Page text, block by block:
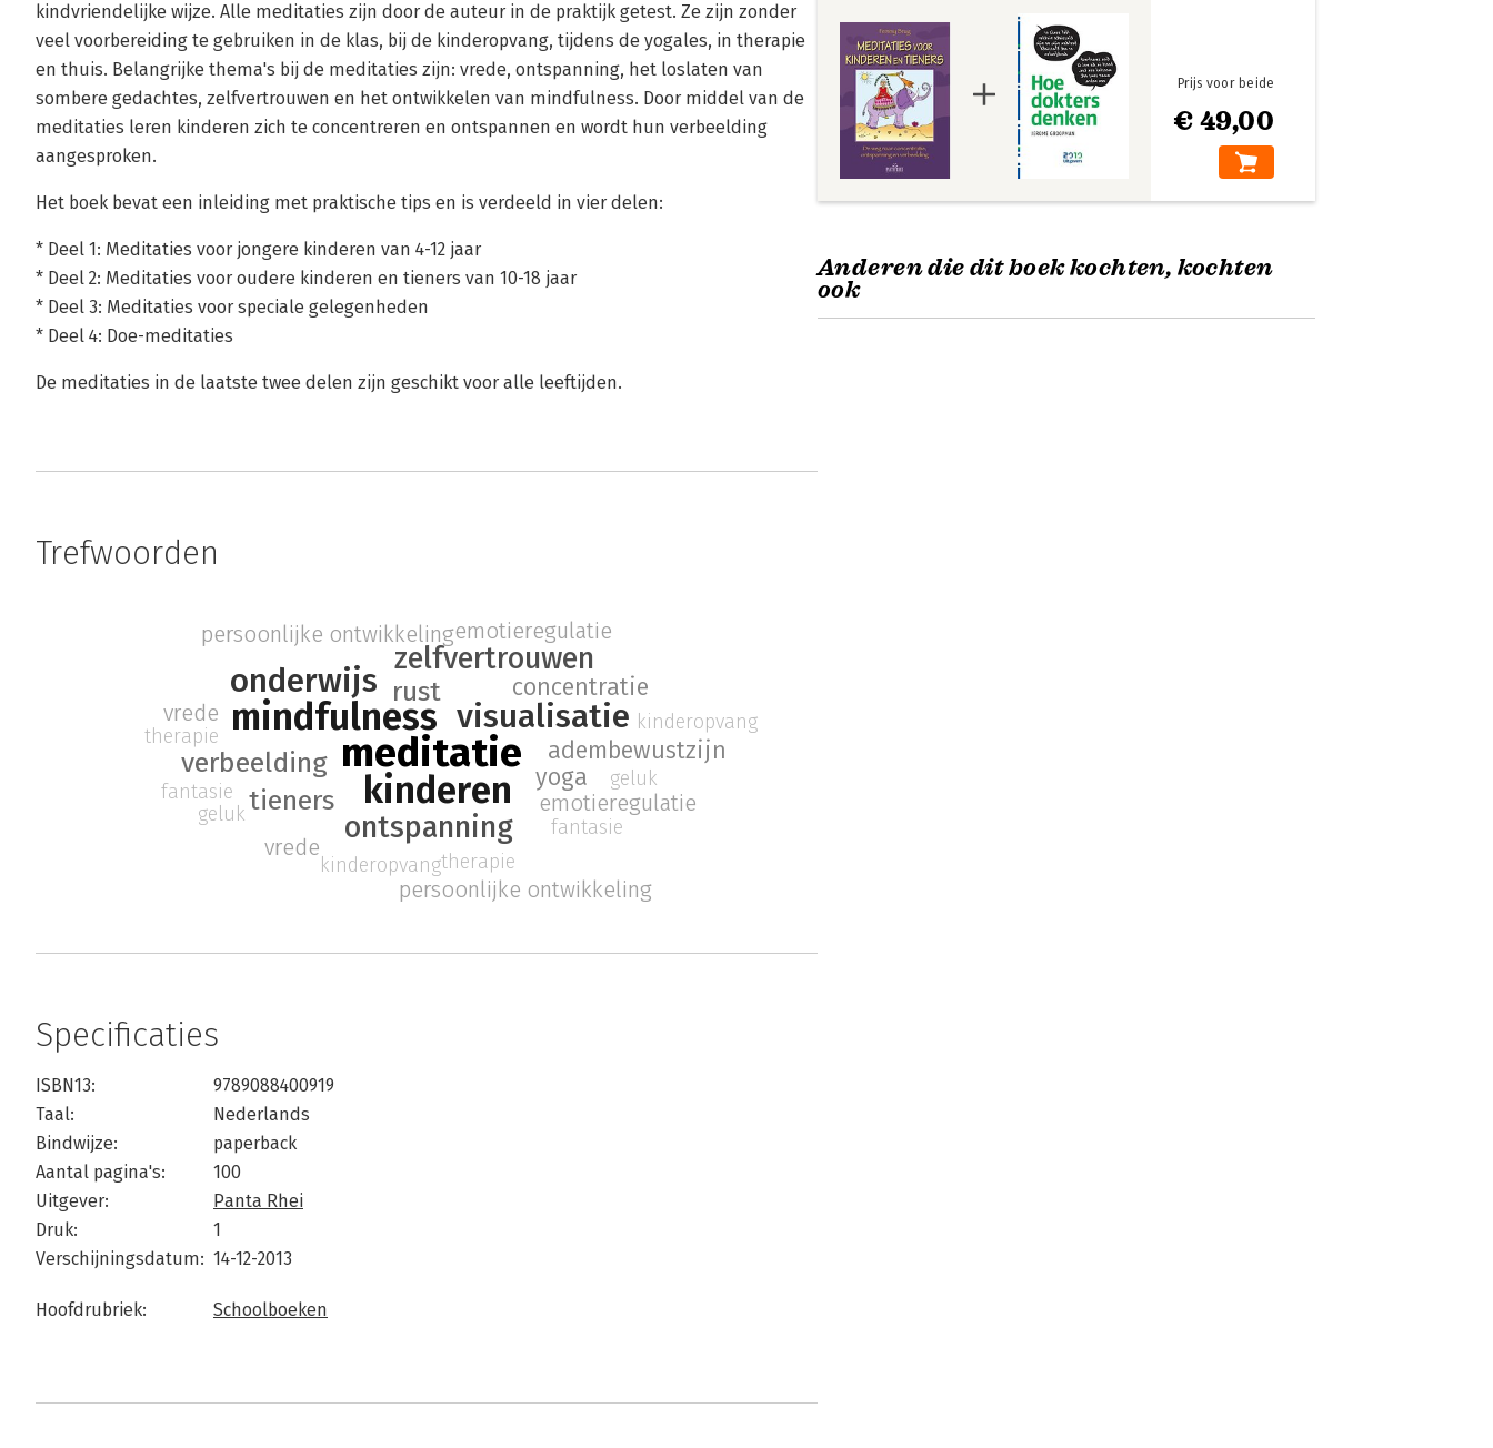
kindvriendelijke wijze. Alle meditaties zijn door de auteur in de praktijk getest. Ze zijn zonder
veel voorbereiding te gebruiken in de klas, bij de kinderopvang, tijdens de yogales, in therapie
en thuis. Belangrijke thema's bij de meditaties zijn: vrede, ontspanning, het loslaten van
sombere gedachtes, zelfvertrouwen en het ontwikkelen van mindfulness. Door middel van de
meditaties leren kinderen zich te concentreren en ontspannen en wordt hun verbeelding
aangesproken.
Het boek bevat een inleiding met praktische tips en is verdeeld in vier delen:
* Deel 1: Meditaties voor jongere kinderen van 4-12 jaar
* Deel 2: Meditaties voor oudere kinderen en tieners van 10-18 jaar
* Deel 3: Meditaties voor speciale gelegenheden
* Deel 4: Doe-meditaties
De meditaties in de laatste twee delen zijn geschikt voor alle leeftijden.
Trefwoorden
meditatie
kinderen
mindfulness visualisatie
onderwijs
ontspanning
zelfvertrouwen
tieners
rust
verbeelding adembewustzijn
concentratie
yoga geluk
emotieregulatie
fantasie
therapie
kinderopvang
persoonlijke ontwikkeling
vrede
geluk
emotieregulatie
fantasie
therapie
kinderopvang
persoonlijke ontwikkeling
vrede
Specificaties
ISBN13:
9789088400919
Taal:
Nederlands
Bindwijze:
paperback
Aantal pagina's:
100
Uitgever:
Panta Rhei
Druk:
1
Verschijningsdatum: 14-12-2013
Hoofdrubriek: Schoolboeken
€ 49,00
Prijs voor beide
Anderen die dit boek kochten, kochten
ook